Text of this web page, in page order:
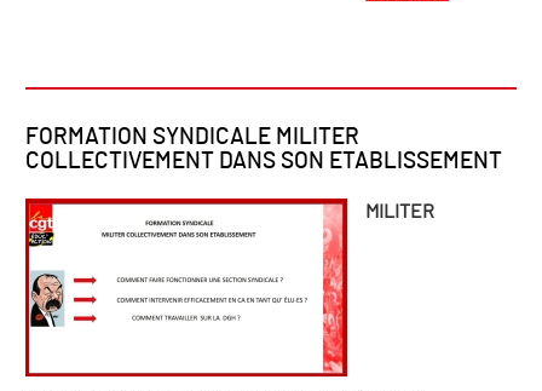
FORMATION SYNDICALE MILITER
COLLECTIVEMENT DANS SON ETABLISSEMENT
MILITER